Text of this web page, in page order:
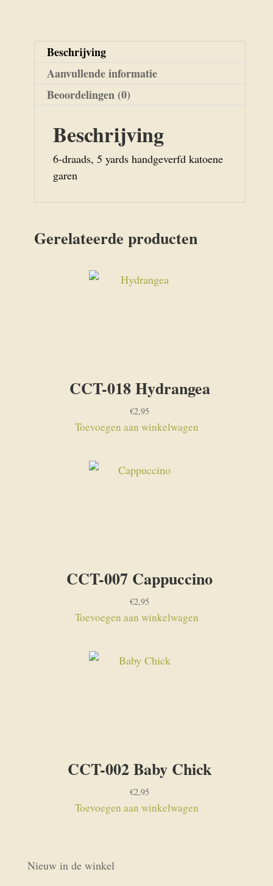
Beschrijving
Aanvullende informatie
Beoordelingen (0)
Beschrijving
6-draads, 5 yards handgeverfd katoene
garen
Gerelateerde producten
CCT-018 Hydrangea
€2,95
Toevoegen aan winkelwagen
CCT-007 Cappuccino
€2,95
Toevoegen aan winkelwagen
CCT-002 Baby Chick
€2,95
Toevoegen aan winkelwagen
Nieuw in de winkel